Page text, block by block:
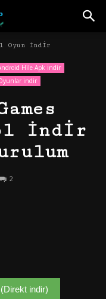
Oyun İndir
Hile Apk İndir
indir
İndir
2
indir)